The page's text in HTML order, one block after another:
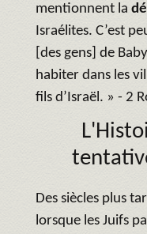
mentionnent la
Israélites. C’est
[des gens] de
habiter dans les
fils d’Israël. » - 2
Des siècles plus
lorsque les Juifs